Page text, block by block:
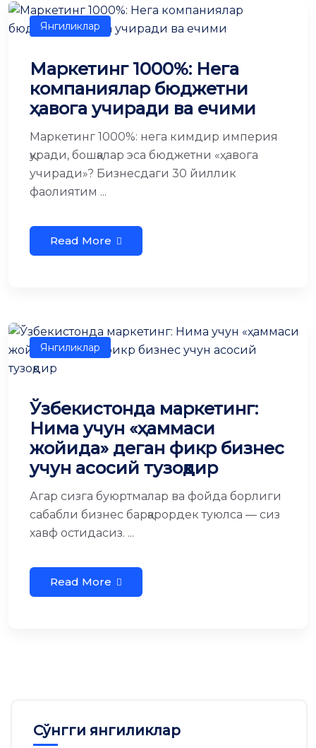
Янгиликлар
Маркетинг 1000%: Нега
компаниялар бюджетни
ҳавога учиради ва ечими
Маркетинг 1000%: нега кимдир империя
қуради, бошқалар эса бюджетни «ҳавога
учиради»? Бизнесдаги 30 йиллик
фаолиятим ...
Read More
Янгиликлар
Ўзбекистонда маркетинг:
Нима учун «ҳаммаси
жойида» деган фикр бизнес
учун асосий тузоқдир
Агар сизга буюртмалар ва фойда борлиги
сабабли бизнес барқарордек туюлса — сиз
хавф остидасиз. ...
Read More
Сўнгги янгиликлар